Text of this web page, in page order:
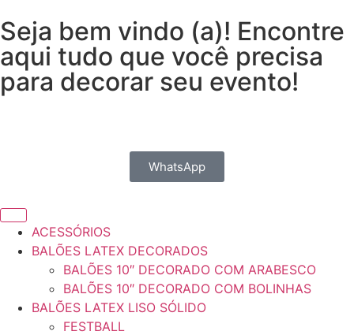
Seja bem vindo (a)! Encontre
aqui tudo que você precisa
para decorar seu evento!
WhatsApp
ACESSÓRIOS
BALÕES LATEX DECORADOS
BALÕES 10″ DECORADO COM ARABESCO
BALÕES 10″ DECORADO COM BOLINHAS
BALÕES LATEX LISO SÓLIDO
FESTBALL